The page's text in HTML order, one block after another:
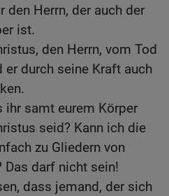
den Herrn, der auch der
ist.
den Herrn, vom Tod
durch seine Kraft auch
ihr samt eurem Körper
seid? Kann ich die
zu Gliedern von
Das darf nicht sein!
dass jemand, der sich